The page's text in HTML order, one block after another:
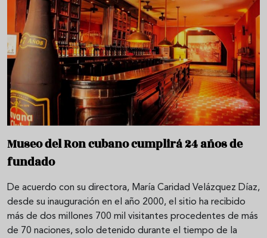
Museo del Ron cubano cumplirá 24 años de
fundado
De acuerdo con su directora, María Caridad Velázquez Díaz,
desde su inauguración en el año 2000, el sitio ha recibido
más de dos millones 700 mil visitantes procedentes de más
de 70 naciones, solo detenido durante el tiempo de la